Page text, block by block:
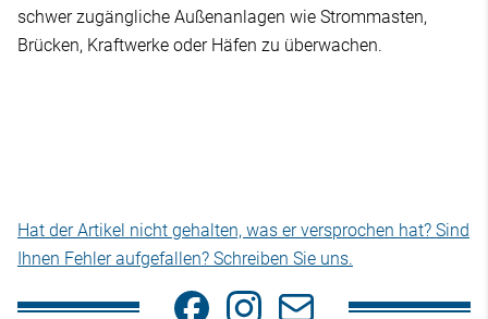
schwer zugängliche Außenanlagen wie Strommasten,
Brücken, Kraftwerke oder Häfen zu überwachen.
Hat der Artikel nicht gehalten, was er versprochen hat? Sind
Ihnen Fehler aufgefallen? Schreiben Sie uns.